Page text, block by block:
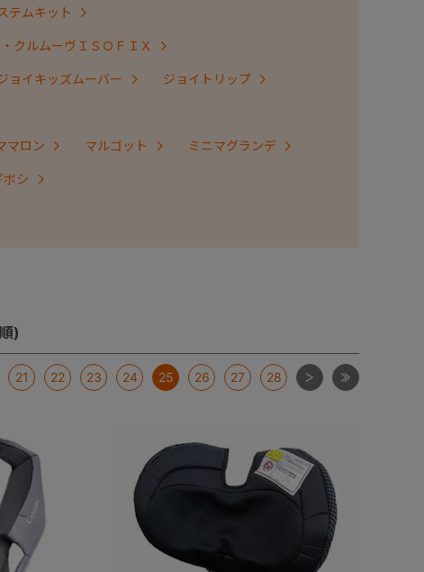
テムキット
クルムーヴＩＳＯＦＩＸ
ョイキッズムーバー ジョイトリップ
マロン マルゴット ミニマグランデ
ボシ
)
21 22 23 24 25 26 27 28 次 最後